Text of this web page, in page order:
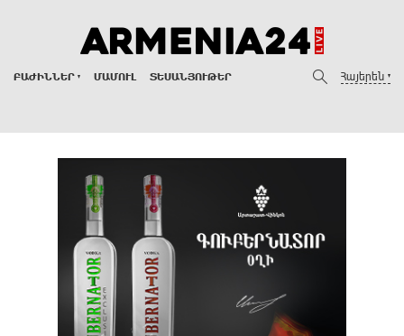
ԲԱԺԻՆՆԵՐ ՄԱՄՈՒԼ ՏԵՍԱՆՅՈՒԹԵՐ Հայերեն